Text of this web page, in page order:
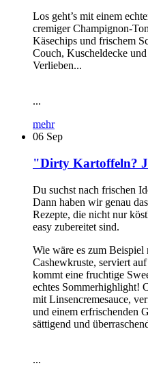
Los geht’s mit einem
cremiger Champignon-
Käsechips und frischem
Couch, Kuscheldecke
Verlieben...
...
mehr
06 Sep
"Dirty Kartoffeln?
Du suchst nach frischen
Dann haben wir genau
Rezepte, die nicht nur
easy zubereitet sind.
Wie wäre es zum
Cashewkruste, serviert
kommt eine fruchtige
echtes Sommerhighlight!
mit Linsencremesauce,
und einem erfrischenden
sättigend und
...